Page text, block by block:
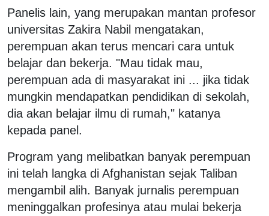
Panelis lain, yang merupakan mantan profesor
universitas Zakira Nabil mengatakan,
perempuan akan terus mencari cara untuk
belajar dan bekerja. "Mau tidak mau,
perempuan ada di masyarakat ini ... jika tidak
mungkin mendapatkan pendidikan di sekolah,
dia akan belajar ilmu di rumah," katanya
kepada panel.
Program yang melibatkan banyak perempuan
ini telah langka di Afghanistan sejak Taliban
mengambil alih. Banyak jurnalis perempuan
meninggalkan profesinya atau mulai bekerja